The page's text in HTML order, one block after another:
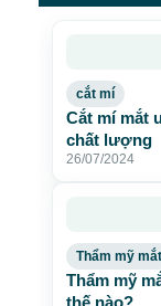
cắt mí
Cắt mí mắt
chất lượng
26/07/2024
Thẩm mỹ mắt
Thẩm mỹ
thế nào?